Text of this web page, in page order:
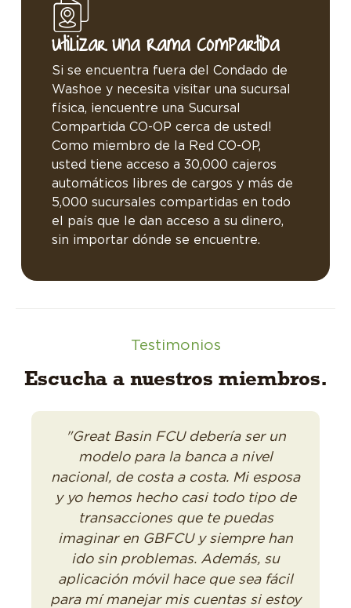
Utilizar Una Rama Compartida
Si se encuentra fuera del Condado de
Washoe y necesita visitar una sucursal
física, ¡encuentre una Sucursal
Compartida CO-OP cerca de usted!
Como miembro de la Red CO-OP,
usted tiene acceso a 30,000 cajeros
automáticos libres de cargos y más de
5,000 sucursales compartidas en todo
el país que le dan acceso a su dinero,
sin importar dónde se encuentre.
Testimonios
Escucha a nuestros miembros.
"Great Basin FCU debería ser un
modelo para la banca a nivel
nacional, de costa a costa. Mi esposa
y yo hemos hecho casi todo tipo de
transacciones que te puedas
imaginar en GBFCU y siempre han
ido sin problemas. Además, su
aplicación móvil hace que sea fácil
para mí manejar mis cuentas si estoy